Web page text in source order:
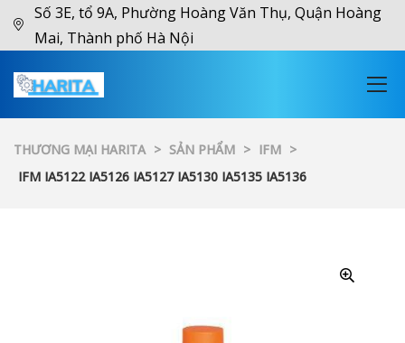
Số 3E, tổ 9A, Phường Hoàng Văn Thụ, Quận Hoàng
Mai, Thành phố Hà Nội
THƯƠNG MẠI HARITA > SẢN PHẨM > IFM >
IFM IA5122 IA5126 IA5127 IA5130 IA5135 IA5136